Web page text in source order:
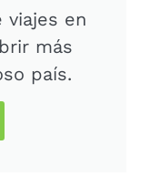
viajes en
más
país.